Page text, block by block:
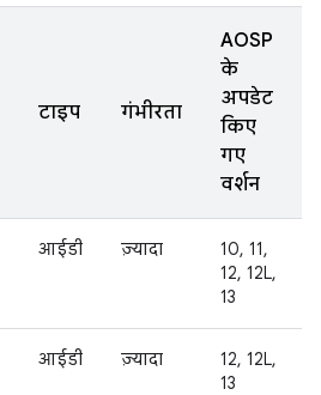
टाइप गंभीरता
AOSP
के
अपडेट
किए
गए
वर्शन
आईडी ज़्यादा
10, 11,
12, 12L,
13
आईडी ज़्यादा
12, 12L,
13